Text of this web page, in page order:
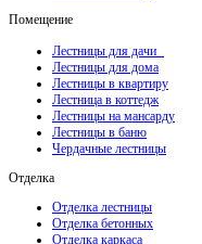
Помещение
Лестницы для дачи
Лестницы для дома
Лестницы в квартиру
Лестница в коттедж
Лестницы на мансарду
Лестницы в баню
Чердачные лестницы
Отделка
Отделка лестницы
Отделка бетонных
Отделка каркаса